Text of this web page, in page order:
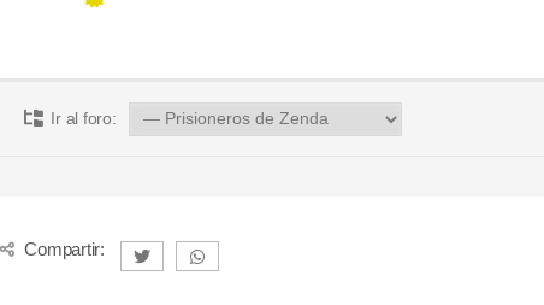
Ir al foro:
Compartir: